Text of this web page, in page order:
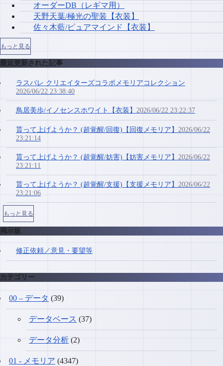
オーダーDB（レギマ用）
天野天葉/極光の聖装【衣装】
佐々木藍/ピュアマインド【衣装】
もっと見る
最近更新された記事
ラスバレ クリエイターズコラボメモリアコレクション
2026/06/22 23:38:40
鳥居美歩/イノセンスホワイト【衣装】 2026/06/22 23:22:37
貰って上げようか？ (超覚醒/回復)【回復メモリア】 2026/06/22
23:21:14
貰って上げようか？ (超覚醒/妨害)【妨害メモリア】 2026/06/22
23:21:11
貰って上げようか？ (超覚醒/支援)【支援メモリア】 2026/06/22
23:21:06
もっと見る
掲示板
修正依頼／意見・要望等
カテゴリー
00 – データ (39)
データベース (37)
データ分析 (2)
01 - メモリア (4347)